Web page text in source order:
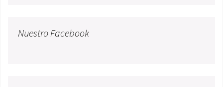
Nuestro Facebook